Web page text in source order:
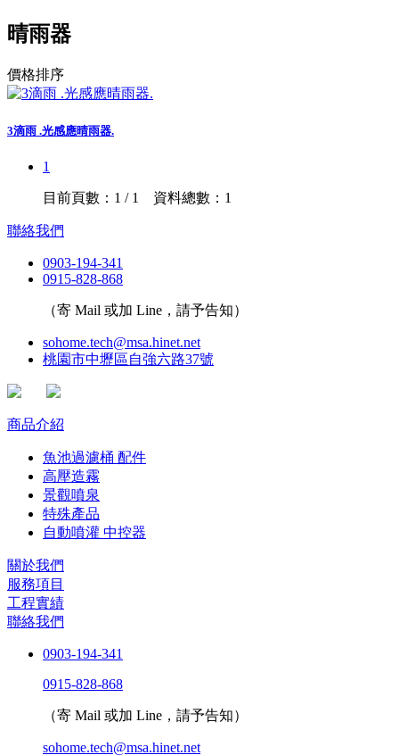
晴雨器
價格排序
3滴雨 .光感應晴雨器.
1
目前頁數：1 / 1 資料總數：1
聯絡我們
0903-194-341
0915-828-868
（寄 Mail 或加 Line，請予告知）
sohome.tech@msa.hinet.net
桃園市中壢區自強六路37號
商品介紹
魚池過濾桶 配件
高壓造霧
景觀噴泉
特殊產品
自動噴灌 中控器
關於我們
服務項目
工程實績
聯絡我們
0903-194-341
0915-828-868
（寄 Mail 或加 Line，請予告知）
sohome.tech@msa.hinet.net